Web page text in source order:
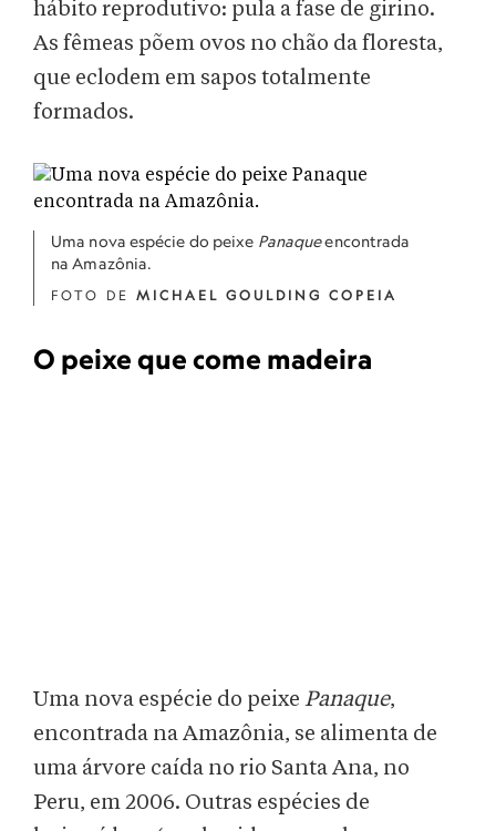
hábito reprodutivo: pula a fase de girino.
As fêmeas põem ovos no chão da floresta,
que eclodem em sapos totalmente
formados.
Uma nova espécie do peixe Panaqueencontrada
na Amazônia.
FOTO DE MICHAEL GOULDING COPEIA
O peixe que come madeira
Uma nova espécie do peixe Panaque,
encontrada na Amazônia, se alimenta de
uma árvore caída no rio Santa Ana, no
Peru, em 2006. Outras espécies de